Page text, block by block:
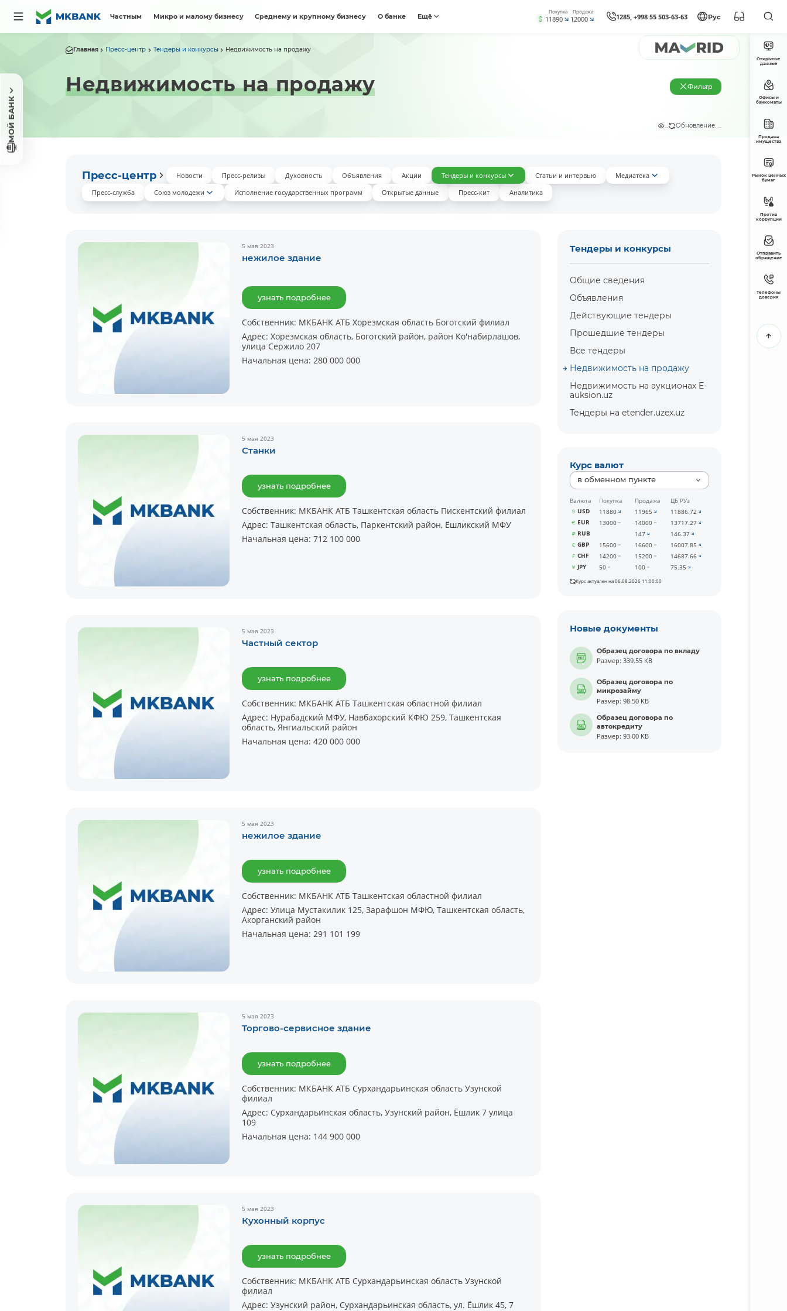
Частным Микро и малому бизнесу Среднему и крупному бизнесу О банке Ещё
Покупка
11890
Продажа
12000 1285, +998 55 503-63-63 Рус
МОЙ БАНК
Главная Пресс-центр Тендеры и конкурсы Недвижимость на продажу
Недвижимость на продажу Фильтр
... Обновление: ...
Пресс-центр Новости Пресс-релизы Духовность Объявления Акции Тендеры и конкурсы Статьи и интервью
Медиатека
Пресс-служба
Союз молодежи Исполнение государственных программ Открытые данные Пресс-кит Аналитика
5 мая 2023
нежилое здание
узнать подробнее
Собственник: МКБАНК АТБ Хорезмская область Боготский филиал
Адрес: Хорезмская область, Боготский район, район Ко'набирлашов,
улица Сержило 207
Начальная цена: 280 000 000
5 мая 2023
Станки
узнать подробнее
Собственник: МКБАНК АТБ Ташкентская область Пискентский филиал
Адрес: Ташкентская область, Паркентский район, Ёшликский МФУ
Начальная цена: 712 100 000
5 мая 2023
Частный сектор
узнать подробнее
Собственник: МКБАНК АТБ Ташкентская областной филиал
Адрес: Нурабадский МФУ, Навбахорский КФЮ 259, Ташкентская
область, Янгиальский район
Начальная цена: 420 000 000
5 мая 2023
нежилое здание
узнать подробнее
Собственник: МКБАНК АТБ Ташкентская областной филиал
Адрес: Улица Мустакилик 125, Зарафшон МФЮ, Ташкентская область,
Акорганский район
Начальная цена: 291 101 199
5 мая 2023
Торгово-сервисное здание
узнать подробнее
Собственник: МКБАНК АТБ Сурхандарьинская область Узунской
филиал
Адрес: Сурхандарьинская область, Узунский район, Ёшлик 7 улица
109
Начальная цена: 144 900 000
5 мая 2023
Кухонный корпус
узнать подробнее
Собственник: МКБАНК АТБ Сурхандарьинская область Узунской
филиал
Адрес: Узунский район, Сурхандарьинская область, ул. Ёшлик 45, 7
Тендеры и конкурсы
Общие сведения
Объявления
Действующие тендеры
Прошедшие тендеры
Все тендеры
Недвижимость на продажу
Недвижимость на аукционах E-
auksion.uz
Тендеры на etender.uzex.uz
Курс валют
в обменном пункте
Валюта Покупка Продажа
ЦБ РУз
USD
11880 11965
11886.72
EUR
13000 14000
13717.27
RUB
147
146.37
GBP
15600 16600
16007.85
CHF
14200 15200
14687.66
JPY
50 100 75.35
Курс актуален на 06.08.2026 11:00:00
Новые документы
Образец договора по вкладу
Размер: 339.55 KB
Образец договора по
микрозайму
Размер: 98.50 KB
Образец договора по
автокредиту
Размер: 93.00 KB
Открытые
данные
Офисы и
банкоматы
Продажа
имущества
Рынок ценных
бумаг
Против
коррупции
Отправить
обращение
Телефоны
доверия